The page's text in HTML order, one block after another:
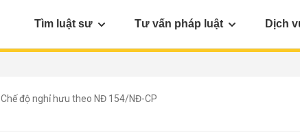
Tìm luật sư Tư vấn pháp luật Dịch
Chế độ nghỉ hưu theo NĐ 154/NĐ-CP